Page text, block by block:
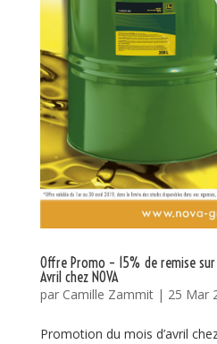
Offre Promo – 15% de remise
Avril chez NOVA
par Camille Zammit| 25 Mar
Promotion du mois d’avril